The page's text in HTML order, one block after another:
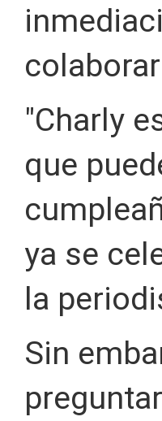
"Charly
que
ya se
la
Sin